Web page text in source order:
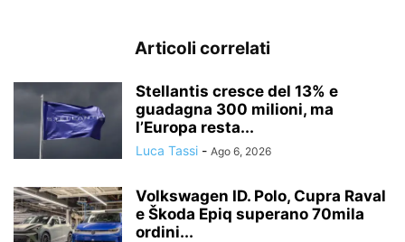
Articoli correlati
Stellantis cresce del 13% e
guadagna 300 milioni, ma
l’Europa resta...
Luca Tassi - Ago 6, 2026
Volkswagen ID. Polo, Cupra Raval
e Škoda Epiq superano 70mila
ordini...